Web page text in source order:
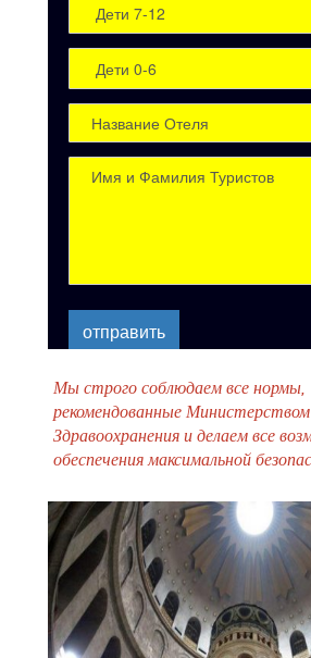
Мы строго соблюдаем все нормы,
рекомендованные Министерством
Здравоохранения и делаем все
обеспечения максимальной
отправить